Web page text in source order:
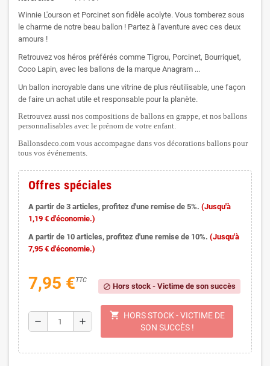
Winnie L'ourson et Porcinet son fidèle acolyte. Vous tomberez sous
le charme de notre beau ballon ! Partez à l'aventure avec ces deux
amours !
Retrouvez vos héros préférés comme Tigrou, Porcinet, Bourriquet,
Coco Lapin, avec les ballons de la marque Anagram ...
Un ballon incroyable dans une vitrine de plus réutilisable, une façon
de faire un achat utile et responsable pour la planète.
Retrouvez aussi nos compositions de ballons en grappe, et nos ballons
personnalisables avec le prénom de votre enfant.
Ballonsdeco.com vous accompagne dans vos décorations ballons pour
tous vos événements.
Offres spéciales
A partir de 3 articles, profitez d'une remise de 5%. (Jusqu'à
1,19 € d'économie.)
A partir de 10 articles, profitez d'une remise de 10%. (Jusqu'à
7,95 € d'économie.)
7,95 €TTC
block Hors stock - Victime de son succès
remove add
shopping_cart
SON SUCCÈS !